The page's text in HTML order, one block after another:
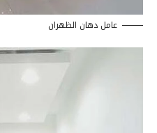
عامل دهان الظهران